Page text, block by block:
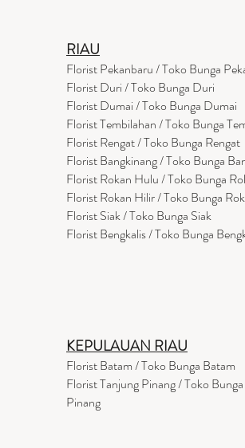
RIAU
Florist Pekanbaru / Toko Bunga
Florist Duri / Toko Bunga Duri
Florist Dumai / Toko Bunga Dumai
Florist Tembilahan / Toko Bunga
Florist Rengat / Toko Bunga Rengat
Florist Bangkinang / Toko Bunga
Florist Rokan Hulu / Toko Bunga
Florist Rokan Hilir / Toko Bunga
Florist Siak / Toko Bunga Siak
Florist Bengkalis / Toko Bunga
KEPULAUAN RIAU
Florist Batam / Toko Bunga Batam
Florist Tanjung Pinang / Toko
Pinang